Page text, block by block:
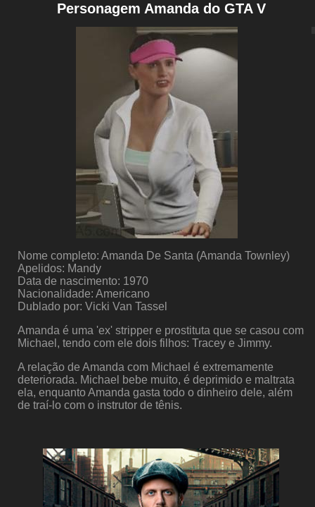
Personagem Amanda do GTA V
Nome completo: Amanda De Santa (Amanda Townley)
Apelidos: Mandy
Data de nascimento: 1970
Nacionalidade: Americano
Dublado por: Vicki Van Tassel
Amanda é uma 'ex' stripper e prostituta que se casou com
Michael, tendo com ele dois filhos: Tracey e Jimmy.
A relação de Amanda com Michael é extremamente
deteriorada. Michael bebe muito, é deprimido e maltrata
ela, enquanto Amanda gasta todo o dinheiro dele, além
de traí-lo com o instrutor de tênis.